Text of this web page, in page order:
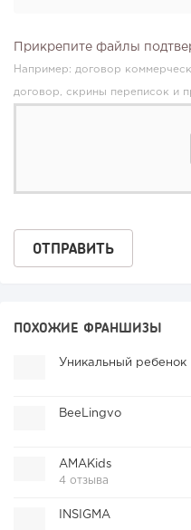
Прикрепите файлы
Например: договор
договор, скрины переписок и
ПОХОЖИЕ ФРАНШИЗЫ
Уникальный ребенок
BeeLingvo
AMAKids
4 отзыва
INSIGMA